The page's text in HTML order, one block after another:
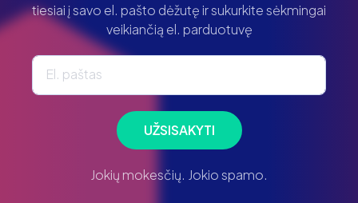
tiesiai į savo el. pašto dėžutę ir sukurkite sėkmingai
veikiančią el. parduotuvę
El. paštas
UŽSISAKYTI
Jokių mokesčių. Jokio spamo.